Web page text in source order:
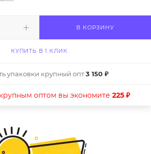
В КОРЗИНУ
КУПИТЬ В 1 КЛИК
упаковки крупный опт3 150 ₽
оптом вы экономите 225 ₽